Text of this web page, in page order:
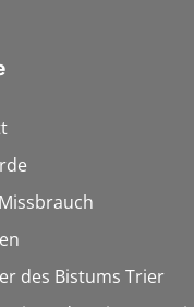
des Bistums Trier